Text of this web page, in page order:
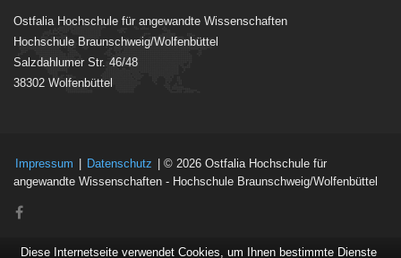
Ostfalia Hochschule für angewandte Wissenschaften
Hochschule Braunschweig/Wolfenbüttel
Salzdahlumer Str. 46/48
38302 Wolfenbüttel
Impressum Datenschutz
| © 2026 Ostfalia Hochschule für
angewandte Wissenschaften - Hochschule Braunschweig/Wolfenbüttel
Diese Internetseite verwendet Cookies, um Ihnen bestimmte Dienste